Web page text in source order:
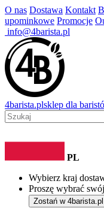
O nas Dostawa Kontakt
upominkowe Promocje
info@4barista.pl
4barista.plsklep dla
PL
Wybierz kraj
Proszę wybrać
Zostań w 4barista.pl